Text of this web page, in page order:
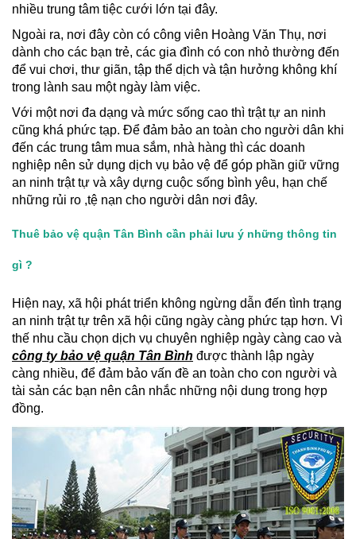
nhiều trung tâm tiệc cưới lớn tại đây.
Ngoài ra, nơi đây còn có công viên Hoàng Văn Thụ, nơi
dành cho các bạn trẻ, các gia đình có con nhỏ thường đến
để vui chơi, thư giãn, tập thể dịch và tận hưởng không khí
trong lành sau một ngày làm việc.
Với một nơi đa dạng và mức sống cao thì trật tự an ninh
cũng khá phức tạp. Để đảm bảo an toàn cho người dân khi
đến các trung tâm mua sắm, nhà hàng thì các doanh
nghiệp nên sử dụng dịch vụ bảo vệ để góp phần giữ vững
an ninh trật tự và xây dựng cuộc sống bình yêu, hạn chế
những rủi ro ,tệ nạn cho người dân nơi đây.
Thuê bảo vệ quận Tân Bình cần phải lưu ý những thông tin
gì ?
Hiện nay, xã hội phát triển không ngừng dẫn đến tình trạng
an ninh trật tự trên xã hội cũng ngày càng phức tạp hơn. Vì
thế nhu cầu chọn dịch vụ chuyên nghiệp ngày càng cao và
công ty bảo vệ quận Tân Bình được thành lập ngày
càng nhiều, để đảm bảo vấn đề an toàn cho con người và
tài sản các bạn nên cân nhắc những nội dung trong hợp
đồng.